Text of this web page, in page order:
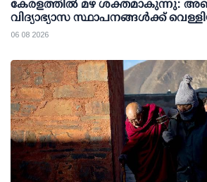
കേരളത്തില്‍ മഴ ശക്തമാകുന്നു:
വിദ്യാഭ്യാസ സ്ഥാപനങ്ങള്‍ക്ക്
06 08 2026